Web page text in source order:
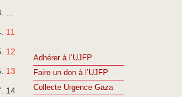
...
11
12
13
14
Adhérer à l’UJFP
Faire un don à l’UJFP
Collecte Urgence Gaza